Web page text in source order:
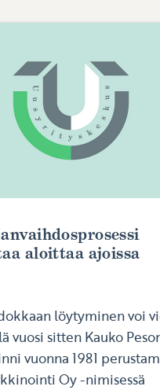
aloittaa ajoissa
löytyminen voi
vuosi sitten Kauko
vuonna 1981
Oy -nimisessä